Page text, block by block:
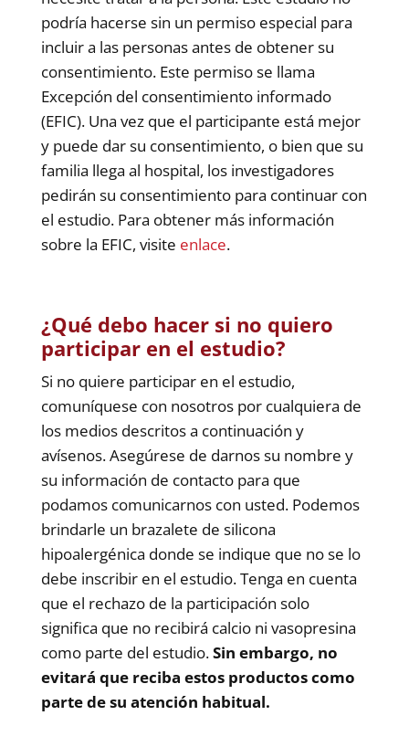
podría hacerse sin un permiso especial para
incluir a las personas antes de obtener su
consentimiento. Este permiso se llama
Excepción del consentimiento informado
(EFIC). Una vez que el participante está mejor
y puede dar su consentimiento, o bien que su
familia llega al hospital, los investigadores
pedirán su consentimiento para continuar con
el estudio. Para obtener más información
sobre la EFIC, visite enlace.
¿Qué debo hacer si no quiero
participar en el estudio?
Si no quiere participar en el estudio,
comuníquese con nosotros por cualquiera de
los medios descritos a continuación y
avísenos. Asegúrese de darnos su nombre y
su información de contacto para que
podamos comunicarnos con usted. Podemos
brindarle un brazalete de silicona
hipoalergénica donde se indique que no se lo
debe inscribir en el estudio. Tenga en cuenta
que el rechazo de la participación solo
significa que no recibirá calcio ni vasopresina
como parte del estudio.Sin embargo, no
evitará que reciba estos productos como
parte de su atención habitual.